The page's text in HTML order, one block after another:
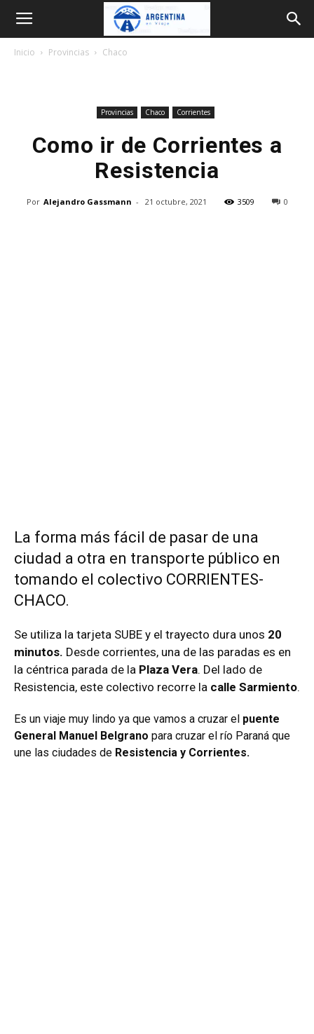
Argentina
Inicio Provincias Chaco
Provincias Chaco Corrientes
Como ir de Corrientes a
Resistencia
Por Alejandro Gassmann - 21 octubre, 2021 3509 0
La forma más fácil de pasar de una
ciudad a otra en transporte público en
tomando el colectivo CORRIENTES-
CHACO.
Se utiliza la tarjeta SUBE y el trayecto dura unos 20
minutos. Desde corrientes, una de las paradas es en
la céntrica parada de la Plaza Vera. Del lado de
Resistencia, este colectivo recorre la calle Sarmiento.
Es un viaje muy lindo ya que vamos a cruzar el puente
General Manuel Belgrano para cruzar el río Paraná que
une las ciudades de Resistencia y Corrientes.